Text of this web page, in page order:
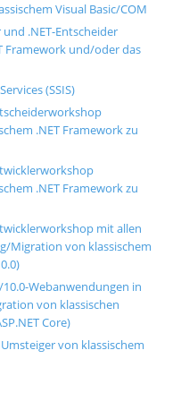
Visual Basic/COM
und .NET-Entscheider
Framework und/oder das
(SSIS)
.NET Framework zu
.NET Framework zu
mit allen
Migration von klassischem
10.0-Webanwendungen in
von klassischen
Core)
Umsteiger von klassischem